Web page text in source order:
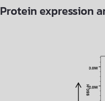
Protein expression